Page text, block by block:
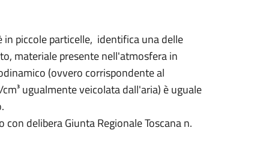
piccole particelle, identifica una delle
materiale presente nell'atmosfera in
(ovvero corrispondente al
ugualmente veicolata dall'aria) è uguale
delibera Giunta Regionale Toscana n.